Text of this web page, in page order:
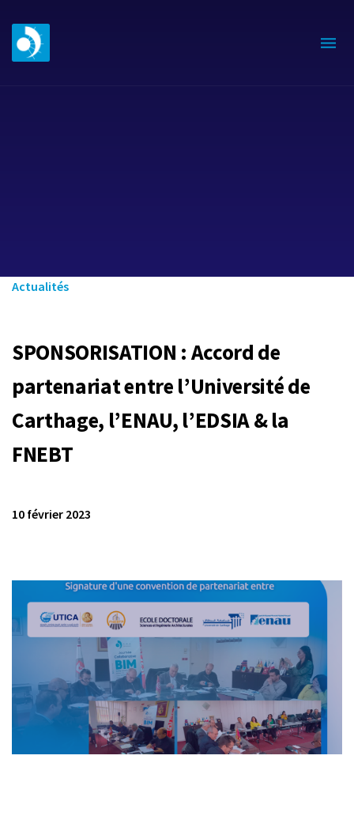
Actualités
SPONSORISATION : Accord de
partenariat entre l’Université de
Carthage, l’ENAU, l’EDSIA & la
FNEBT
10 février 2023